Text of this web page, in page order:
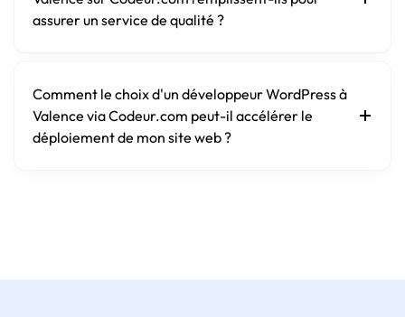
assurer un service de qualité ?
Comment le choix d'un développeur WordPress à
Valence via Codeur.com peut-il accélérer le
déploiement de mon site web ?